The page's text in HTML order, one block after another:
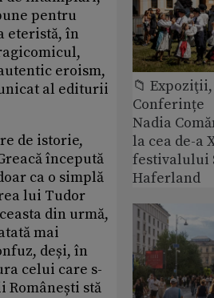
pentru
eteristă, în
eroism,
al editurii
de istorie,
începută
ca o simplă
lui Tudor
din urmă,
mai
deși, în
celui care s-
Românești stă
📁
Conferințe
Nadia
la cea de-a
festivalului
Haferland